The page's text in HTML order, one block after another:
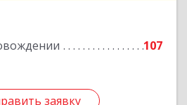
107
заявку
заявку